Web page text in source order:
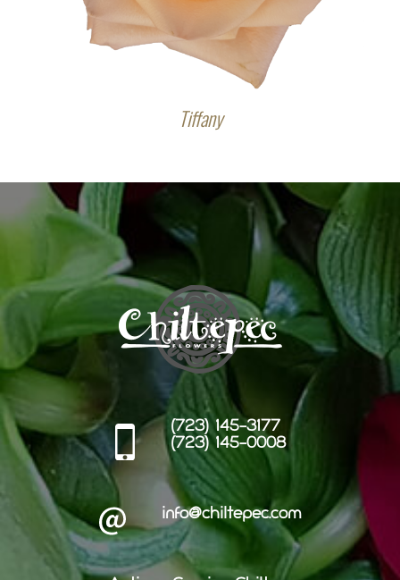
Tiffany
(723) 145-3177
(723) 145-0008
info@chiltepec.com